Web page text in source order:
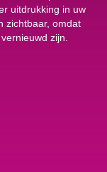
uitdrukking in uw
zichtbaar, omdat
zijn.